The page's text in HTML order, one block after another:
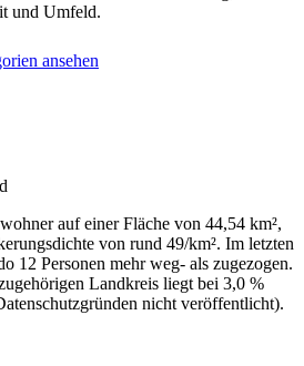
und Umfeld.
ansehen
auf einer Fläche von 44,54 km²,
von rund 49/km². Im letzten
12 Personen mehr weg- als zugezogen.
Landkreis liegt bei 3,0 %
nicht veröffentlicht).